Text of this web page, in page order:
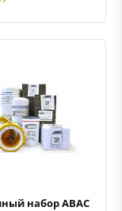
Быстрый просмотр
Добавить к сравнению
Добавить в избранное
набор ABAC